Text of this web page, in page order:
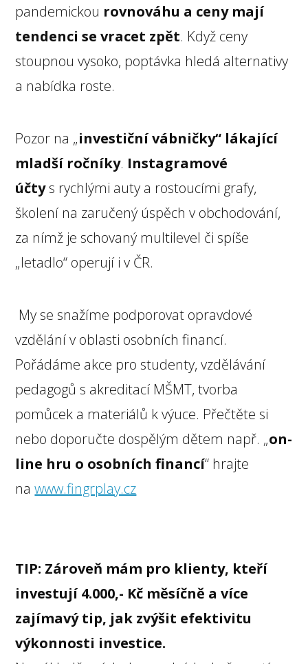
pandemickou rovnováhu a ceny mají
tendenci se vracet zpět. Když ceny
stoupnou vysoko, poptávka hledá alternativy
a nabídka roste.
Pozor na „investiční vábničky“ lákající
mladší ročníky. Instagramové
účtys rychlými auty a rostoucími grafy,
školení na zaručený úspěch v obchodování,
za nímž je schovaný multilevel či spíše
„letadlo“ operují i v ČR.
My se snažíme podporovat opravdové
vzdělání v oblasti osobních financí.
Pořádáme akce pro studenty, vzdělávání
pedagogů s akreditací MŠMT, tvorba
pomůcek a materiálů k výuce. Přečtěte si
nebo doporučte dospělým dětem např. „on-
line hru o osobních financí“ hrajte
nawww.fingrplay.cz
TIP: Zároveň mám pro klienty, kteří
investují 4.000,- Kč měsíčně a více
zajímavý tip, jak zvýšit efektivitu
výkonnosti investice.